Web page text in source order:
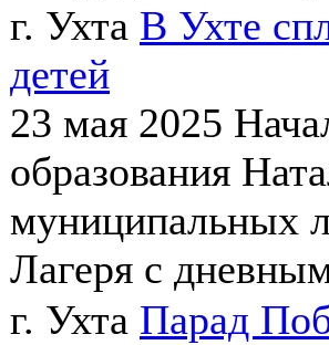
г. Ухта В Ухте
детей
23 мая 2025
образования
муниципальных
Лагеря с
г. Ухта Парад